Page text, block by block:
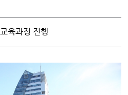
육과정 진행